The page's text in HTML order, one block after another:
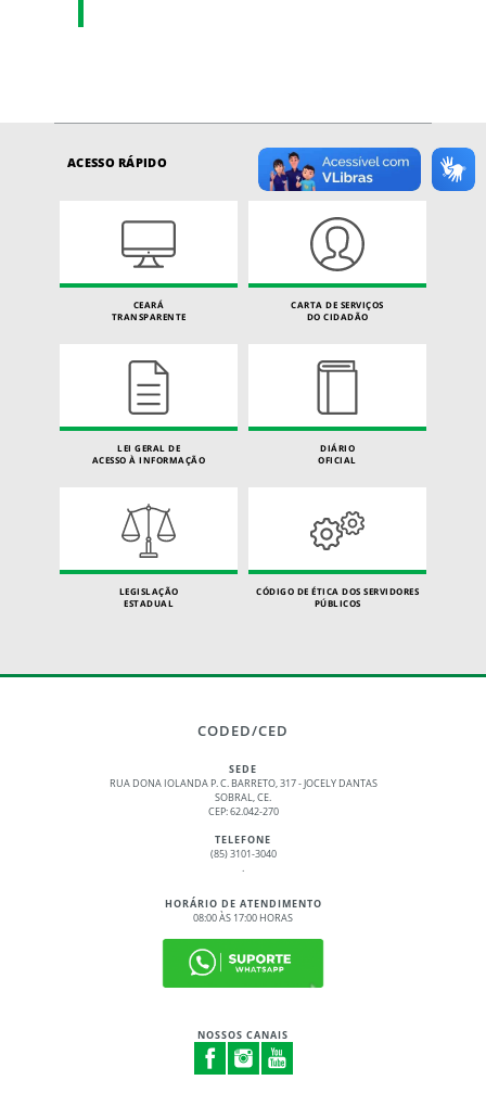
ACESSO RÁPIDO
CEARÁ
TRANSPARENTE
CARTA DE SERVIÇOS
DO CIDADÃO
LEI GERAL DE
ACESSO À INFORMAÇÃO
DIÁRIO
OFICIAL
LEGISLAÇÃO
ESTADUAL
CÓDIGO DE ÉTICA DOS SERVIDORES
PÚBLICOS
CODED/CED
SEDE
RUA DONA IOLANDA P. C. BARRETO, 317 - JOCELY DANTAS
SOBRAL, CE.
CEP: 62.042-270
TELEFONE
(85) 3101-3040
.
HORÁRIO DE ATENDIMENTO
08:00 ÀS 17:00 HORAS
NOSSOS CANAIS